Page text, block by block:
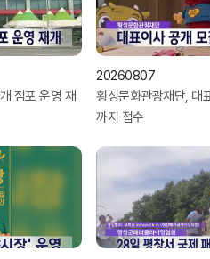
점포 운영 재
20260807
횡성문화관광재단, 대
까지 접수